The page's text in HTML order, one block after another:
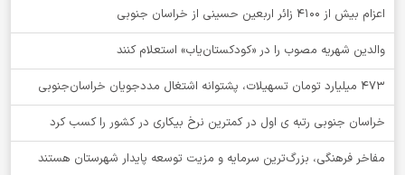
اعزام بیش از 4100 زائر اربعین حسینی از خراسان جنوبی
والدین شهریه مصوب را در «کودکستان‌یاب» استعلام کنند
۴۷۳ میلیارد تومان تسهیلات، پشتوانه اشتغال مددجویان خراسان‌جنوبی
خراسان جنوبی رتبه ی اول در کمترین نرخ بیکاری در کشور را کسب کرد
مفاخر فرهنگی، بزرگ‌ترین سرمایه و مزیت توسعه پایدار شهرستان هستند